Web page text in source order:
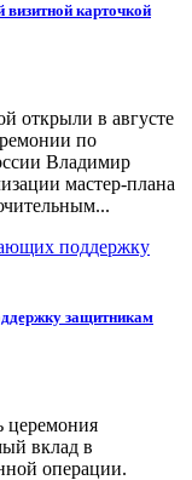
карточкой
открыли в августе
по
Владимир
мастер-плана
защитникам
церемония
вклад в
операции.